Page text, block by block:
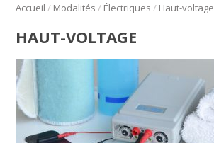
Accueil / Modalités / Électriques / Haut-voltage
HAUT-VOLTAGE